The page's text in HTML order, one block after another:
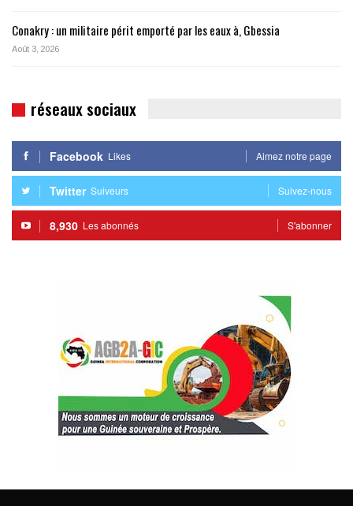
Conakry : un militaire périt emporté par les eaux à, Gbessia
Août 3, 2026
réseaux sociaux
Facebook Likes Aimez notre page
Twitter Suiveurs Suivez-nous
8,930 Les abonnés S'abonner